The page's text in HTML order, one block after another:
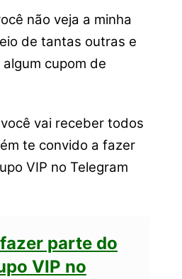
não veja a minha
de tantas outras e
cupom de
vai receber todos
te convido a fazer
VIP no Telegram
parte do
VIP no